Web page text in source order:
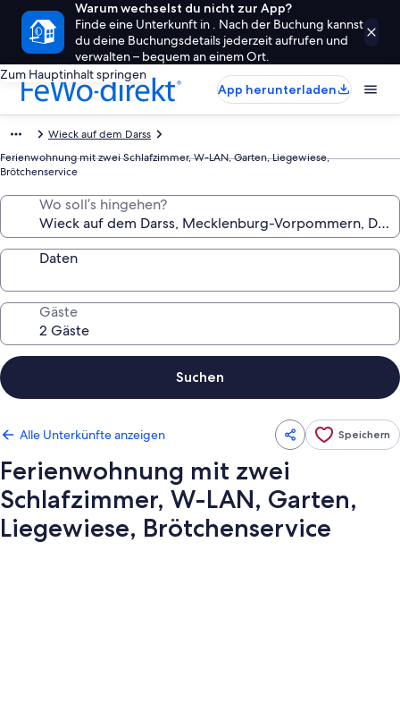
Warum wechselst du nicht zur App?
Finde eine Unterkunft in . Nach der Buchung kannst
du deine Buchungsdetails jederzeit aufrufen und
verwalten – bequem an einem Ort.
Zum Hauptinhalt springen
App herunterladen
Wieck auf dem Darss
Ferienwohnung mit zwei Schlafzimmer, W-LAN, Garten, Liegewiese,
Brötchenservice
Wo soll’s hingehen?
Daten
Gäste
Suchen
Alle Unterkünfte anzeigen Speichern
Ferienwohnung mit zwei
Schlafzimmer, W-LAN, Garten,
Liegewiese, Brötchenservice